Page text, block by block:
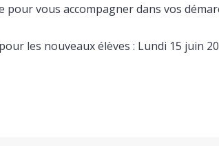
pour vous accompagner dans vos
les nouveaux élèves : Lundi 15 juin